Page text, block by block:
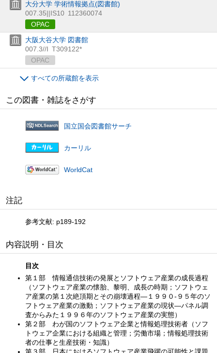
大分大学 学術情報拠点(図書館)
007.35||IS10 112360074
OPAC
大阪大谷大学 図書館
007.3//I T309122*
OPAC
すべての所蔵館を表示
この図書・雑誌をさがす
国立国会図書館サーチ
カーリル
WorldCat
注記
参考文献: p189-192
内容説明・目次
目次
第１部 情報通信技術の発展とソフトウェア産業の成長過程
（ソフトウェア産業の懐胎、黎明、成長の時期；ソフトウェ
ア産業の第１次絶頂期とその崩壊過程—１９９０‐９５年のソ
フトウェア産業の激動；ソフトウェア産業の現状—パネル調
査からみた１９９６年のソフトウェア産業の実態）
第２部 わが国のソフトウェア企業と情報処理技術者（ソフ
トウェア企業における組織と管理；労働市場；情報処理技術
者の仕事と生産技術・知識）
第３部 日本におけるソフトウェア産業飛躍の可能性と課題